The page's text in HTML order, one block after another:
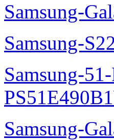
Samsung-
Samsung-
Samsung-
Samsung-